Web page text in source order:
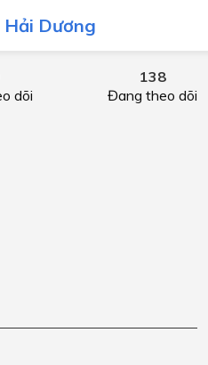
Hải Dương
dõi
138
Đang theo dõi